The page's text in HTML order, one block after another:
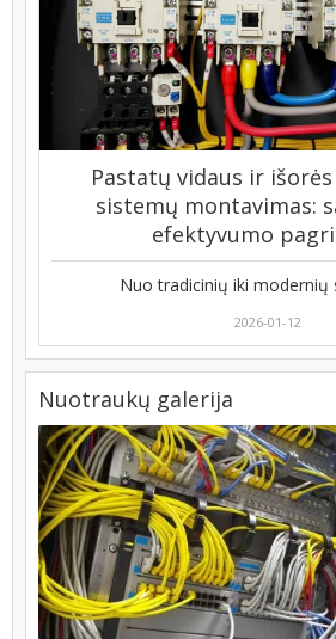
Pastatų vidaus ir
sistemų montavimas:
efektyvumo
Nuo tradicinių iki modernių
2026-01-12
Nuotraukų galerija